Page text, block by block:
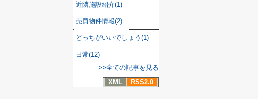
近隣施設紹介(1)
売買物件情報(2)
どっちがいいでしょう(1)
日常(12)
>>全ての記事を見る
XML
RSS2.0